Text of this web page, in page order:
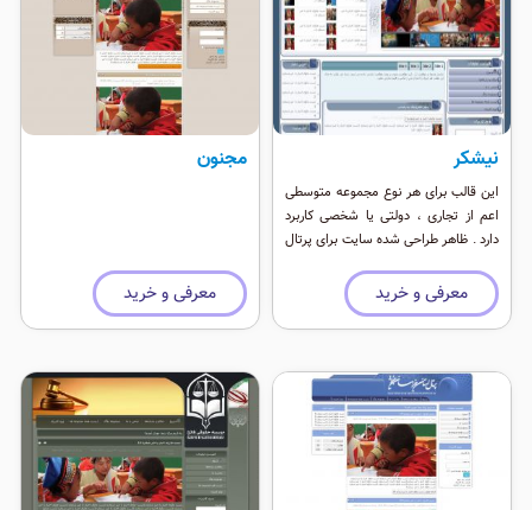
نیشکر
این قالب برای هر نوع مجموعه متوسطی
اعم از تجاری ، دولتی یا شخصی کاربرد
دارد . ظاهر طراحی شده سایت برای پرتال
معرفی و خرید
مجنون
معرفی و خرید